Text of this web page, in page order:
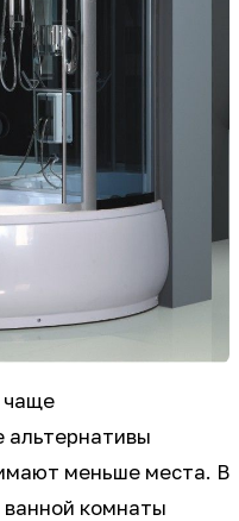
чаще
альтернативы
меньше места. В
комнаты